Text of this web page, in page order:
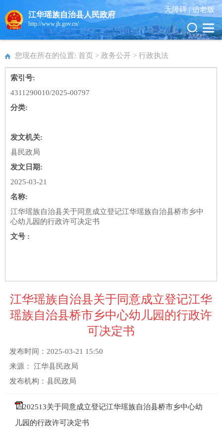
江华瑶族自治县人民政府
http://www.jh.gov.cn/
无障碍 |适老版
您现在所在的位置: 首页 > 政务公开 > 行政执法
索引号:
4311290010/2025-00797
分类:
发文机关:
县民政局
发文日期:
2025-03-21
名称:
江华瑶族自治县关于同意成立登记江华瑶族自治县桥市乡中
心幼儿园的行政许可决定书
文号 :
江华瑶族自治县关于同意成立登记江华
瑶族自治县桥市乡中心幼儿园的行政许
可决定书
发布时间： 2025-03-21 15:50
来源： 江华县民政局
发布机构： 县民政局
202513关于同意成立登记江华瑶族自治县桥市乡中心幼
儿园的行政许可决定书